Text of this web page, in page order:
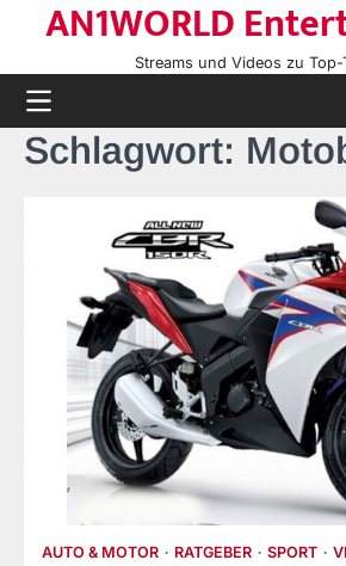
content
AN1WORLD
Streams und Videos zu Top-
Schlagwort:
AUTO & MOTOR RATGEBER SPORT